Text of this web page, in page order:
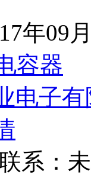
年09
容器
电子
系：